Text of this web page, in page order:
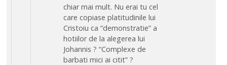
chiar mai mult. Nu erai tu cel
care copiase platitudinile lui
Cristoiu ca “demonstratie” a
hotiilor de la alegerea lui
Johannis ? “Complexe de
barbati mici ai citit” ?